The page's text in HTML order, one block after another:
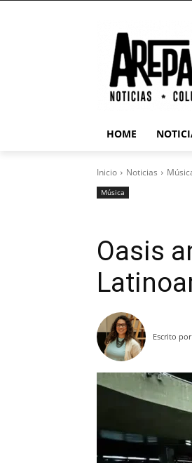
HOME
Inicio Noticias
Música
Oasis
Escrito por